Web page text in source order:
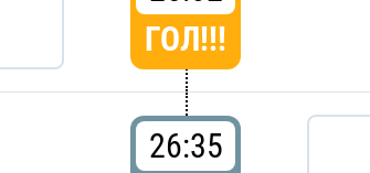
ГОЛ!!!
26:35